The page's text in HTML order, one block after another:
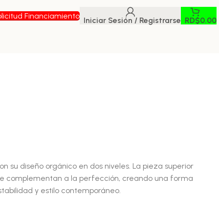
Financiamiento Iniciar Sesión / Registrarse RD$0.00
su diseño orgánico en dos niveles. La pieza superior
complementan a la perfección, creando una forma
y estilo contemporáneo.